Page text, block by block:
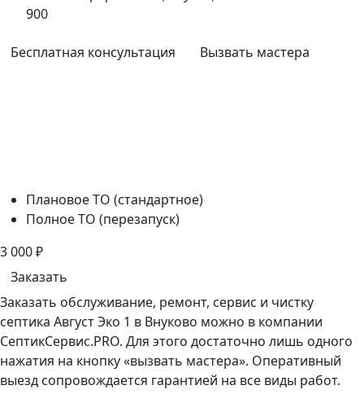
900
Бесплатная консультация Вызвать мастера
Плановое ТО (стандартное)
Полное ТО (перезапуск)
3 000₽
Заказать
Заказать обслуживание, ремонт, сервис и чистку
септика Август Эко 1 в Внуково можно в компании
СептикСервис.PRO. Для этого достаточно лишь одного
нажатия на кнопку «вызвать мастера». Оперативный
выезд сопровождается гарантией на все виды работ.